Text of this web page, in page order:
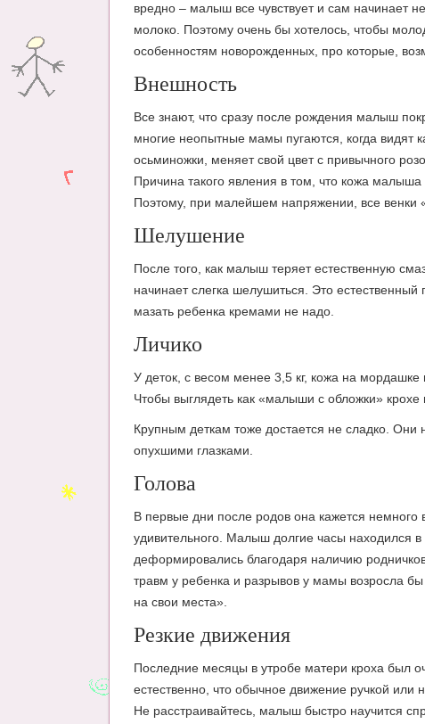
вредно – малыш все чувствует и сам начинает
молоко. Поэтому очень бы хотелось, чтобы
особенностям новорожденных, про которые,
Внешность
Все знают, что сразу после рождения малыш
многие неопытные мамы пугаются, когда видят
осьминожки, меняет свой цвет с привычного
Причина такого явления в том, что кожа
Поэтому, при малейшем напряжении, все венки
Шелушение
После того, как малыш теряет естественную
начинает слегка шелушиться. Это
мазать ребенка кремами не надо.
Личико
У деток, с весом менее 3,5 кг, кожа на
Чтобы выглядеть как «малыши с обложки» крохе
Крупным деткам тоже достается не сладко. Они
опухшими глазками.
Голова
В первые дни после родов она кажется немного
удивительного. Малыш долгие часы находился в
деформировались благодаря наличию
травм у ребенка и разрывов у мамы возросла
на свои места».
Резкие движения
Последние месяцы в утробе матери кроха был
естественно, что обычное движение ручкой или
Не расстраивайтесь, малыш быстро научится